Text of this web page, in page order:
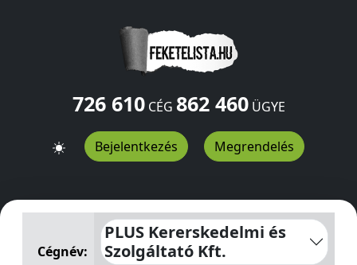
726 610CÉG 862 460ÜGYE
Bejelentkezés Megrendelés
PLUS Kererskedelmi és Szolgáltató Kft.Tallér utca 5.
Cégnév:
PLUS Kererskedelmi és
Szolgáltató Kft.